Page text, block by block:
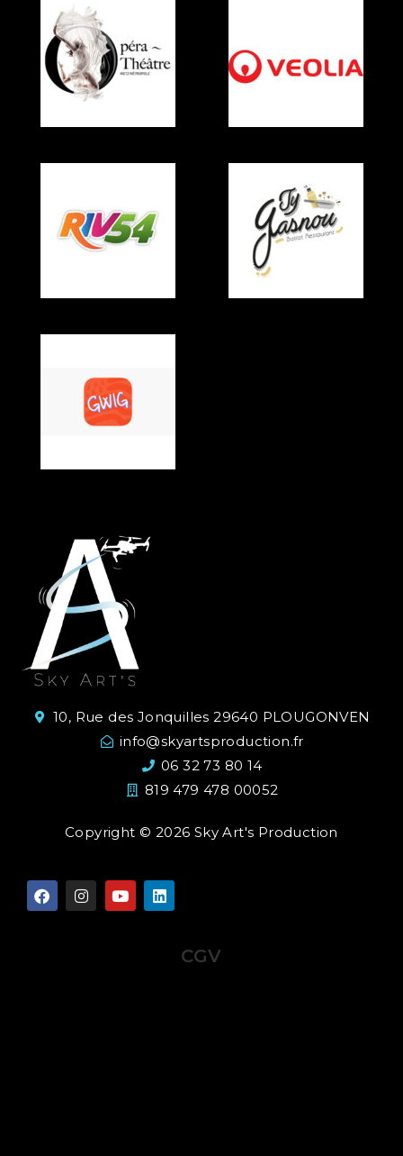
10, Rue des Jonquilles 29640 PLOUGONVEN
info@skyartsproduction.fr
06 32 73 80 14
819 479 478 00052
Copyright © 2026 Sky Art's Production
CGV